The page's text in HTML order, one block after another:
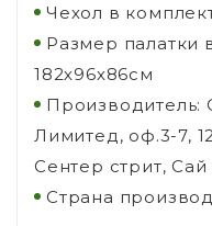
Чехол в
Размер палатки
182х96х86см
Производитель:
Лимитед, оф.3-7,
Сентер стрит,
Страна